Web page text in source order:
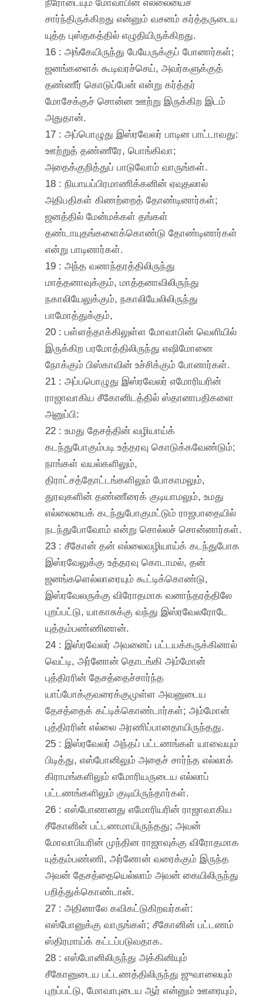
சார்ந்திருக்கிறது என்னும் வசனம் கர்த்தருடைய
யுத்த புஸ்தகத்தில் எழுதியிருக்கிறது.
16 : அங்கேயிருந்து பேயேருக்குப் போனார்கள்;
ஜனங்களைக் கூடிவரச்செய், அவர்களுக்குத்
தண்ணீர் கொடுப்பேன் என்று கர்த்தர்
மோசேக்குச் சொன்ன ஊற்று இருக்கிற இடம்
அதுதான்.
17 : அப்பொழுது இஸ்ரவேலர் பாடின பாட்டாவது:
ஊற்றுத் தண்ணீரே, பொங்கிவா;
அதைக்குறித்துப் பாடுவோம் வாருங்கள்.
18 : நியாயப்பிரமாணிக்கனின் ஏவுதலால்
அதிபதிகள் கிணற்றைத் தோண்டினார்கள்;
ஜனத்தில் மேன்மக்கள் தங்கள்
தண்டாயுதங்களைக்கொண்டு தோண்டினார்கள்
என்று பாடினார்கள்.
19 : அந்த வனாந்தரத்திலிருந்து
மாத்தனாவுக்கும், மாத்தனாவிலிருந்து
நகாலியேலுக்கும், நகாலியேலிலிருந்து
பாமோத்துக்கும்,
20 : பள்ளத்தாக்கிலுள்ள மோவாபின் வெளியில்
இருக்கிற பரமோத்திலிருந்து எஷிமோனை
நோக்கும் பிஸ்காவின் உச்சிக்கும் போனார்கள்.
21 : அப்பபொழுது இஸ்ரவேலர் எமோரியரின்
ராஜாவாகிய சீகோனிடத்தில் ஸ்தானாபதிகளை
அனுப்பி:
22 : உமது தேசத்தின் வழியாய்க்
கடந்துபோகும்படி உத்தரவு கொடுக்கவேண்டும்;
நாங்கள் வயல்களிலும்,
திராட்சத்தோட்டங்களிலும் போகாமலும்,
துரவுகளின் தண்ணீரைக் குடியாமலும், உமது
எல்லையைக் கடந்துபோகுமட்டும் ராஜபாதையில்
நடந்துபோவோம் என்று சொல்லச் சொன்னார்கள்.
23 : சீகோன் தன் எல்லைவழியாய்க் கடந்துபோக
இஸ்ரவேலுக்கு உத்தரவு கொடாமல், தன்
ஜனங்களெல்லாரையும் கூட்டிக்கொண்டு,
இஸ்ரவேலருக்கு விரோதமாக வனாந்தரத்திலே
புறப்பட்டு, யாகாசுக்கு வந்து இஸ்ரவேலரோடே
யுத்தம்பண்ணினான்.
24 : இஸ்ரவேலர் அவனைப் பட்டயக்கருக்கினால்
வெட்டி, அர்னோன் தொடங்கி அம்மோன்
புத்திரரின் தேசத்தைச்சார்ந்த
யாப்போக்குவரைக்குமுள்ள அவனுடைய
தேசத்தைக் கட்டிக்கொண்டார்கள்; அம்மோன்
புத்திரரின் எல்லை அரணிப்பானதாயிருந்தது.
25 : இஸ்ரவேலர் அந்தப் பட்டணங்கள் யாவையும்
பிடித்து, எஸ்போனிலும் அதைச் சார்ந்த எல்லாக்
கிராமங்களிலும் எமோரியருடைய எல்லாப்
பட்டணங்களிலும் குடியிருந்தார்கள்.
26 : எஸ்போனானது எமோரியரின் ராஜாவாகிய
சீகோனின் பட்டணமாயிருந்தது; அவன்
மோவாபியரின் முந்தின ராஜாவுக்கு விரோதமாக
யுத்தம்பண்ணி, அர்னோன் வரைக்கும் இருந்த
அவன் தேசத்தையெல்லாம் அவன் கையிலிருந்து
பறித்துக்கொண்டான்.
27 : அதினாலே கவிகட்டுகிறவர்கள்:
எஸ்போனுக்கு வாருங்கள்; சீகோனின் பட்டணம்
ஸ்திரமாய்க் கட்டப்படுவதாக.
28 : எஸ்போனிலிருந்து அக்கினியும்
சீகோனுடைய பட்டணத்திலிருந்து ஜுவாலையும்
புறப்பட்டு, மோவாபுடைய ஆர் என்னும் ஊரையும்,